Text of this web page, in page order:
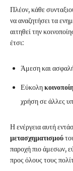
Πλέον, κάθε
να αναζητήσει τα
αιτηθεί την
έτσι:
Άμεση και
Εύκολη
χρήση σε άλλες
Η ενέργεια αυτή
μετασχηματισμού
παροχή πιο άμεσων,
προς όλους τους